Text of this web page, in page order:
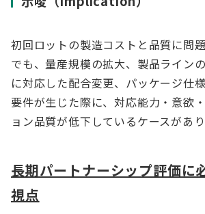
初回ロットの製造コストと品質に問
でも、量産規模の拡大、製品ライン
に対応した配合変更、パッケージ仕
要件が生じた際に、対応能力・意欲
ョン品質が低下しているケースがあり
長期パートナーシップ評価に
視点